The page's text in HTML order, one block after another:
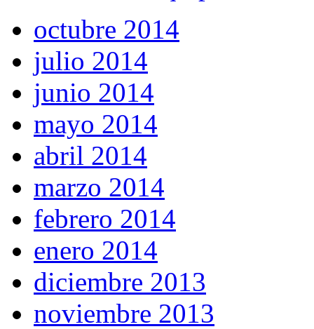
octubre 2014
julio 2014
junio 2014
mayo 2014
abril 2014
marzo 2014
febrero 2014
enero 2014
diciembre 2013
noviembre 2013